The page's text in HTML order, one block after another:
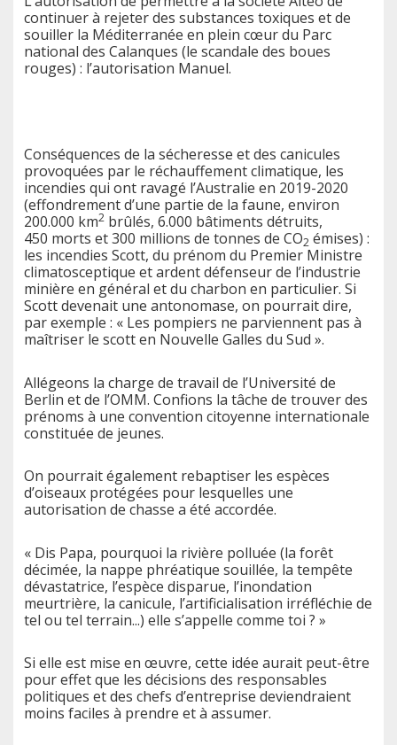
continuer à rejeter des substances toxiques et de
souiller la Méditerranée en plein cœur du Parc
national des Calanques (le scandale des boues
rouges) : l’autorisation Manuel.
Conséquences de la sécheresse et des canicules
provoquées par le réchauffement climatique, les
incendies qui ont ravagé l’Australie en 2019-2020
(effondrement d’une partie de la faune, environ
200.000 km2 brûlés, 6.000 bâtiments détruits,
450 morts et 300 millions de tonnes de CO2 émises) :
les incendies Scott, du prénom du Premier Ministre
climatosceptique et ardent défenseur de l’industrie
minière en général et du charbon en particulier. Si
Scott devenait une antonomase, on pourrait dire,
par exemple : « Les pompiers ne parviennent pas à
maîtriser le scott en Nouvelle Galles du Sud ».
Allégeons la charge de travail de l’Université de
Berlin et de l’OMM. Confions la tâche de trouver des
prénoms à une convention citoyenne internationale
constituée de jeunes.
On pourrait également rebaptiser les espèces
d’oiseaux protégées pour lesquelles une
autorisation de chasse a été accordée.
« Dis Papa, pourquoi la rivière polluée (la forêt
décimée, la nappe phréatique souillée, la tempête
dévastatrice, l’espèce disparue, l’inondation
meurtrière, la canicule, l’artificialisation irréfléchie de
tel ou tel terrain...) elle s’appelle comme toi ? »
Si elle est mise en œuvre, cette idée aurait peut-être
pour effet que les décisions des responsables
politiques et des chefs d’entreprise deviendraient
moins faciles à prendre et à assumer.